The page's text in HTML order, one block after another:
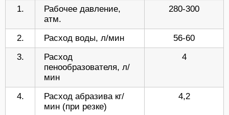
1.
Рабочее давление,
атм.
280-300
2. Расход воды, л/мин
56-60
3.
Расход
пенообразователя, л/
мин
4
4.
Расход абразива кг/
мин (при резке)
4,2